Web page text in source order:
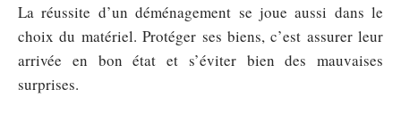
La réussite d’un déménagement se joue aussi dans le
choix du matériel. Protéger ses biens, c’est assurer leur
arrivée en bon état et s’éviter bien des mauvaises
surprises.